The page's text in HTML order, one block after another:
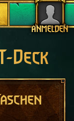
ANMELDEN
Deck